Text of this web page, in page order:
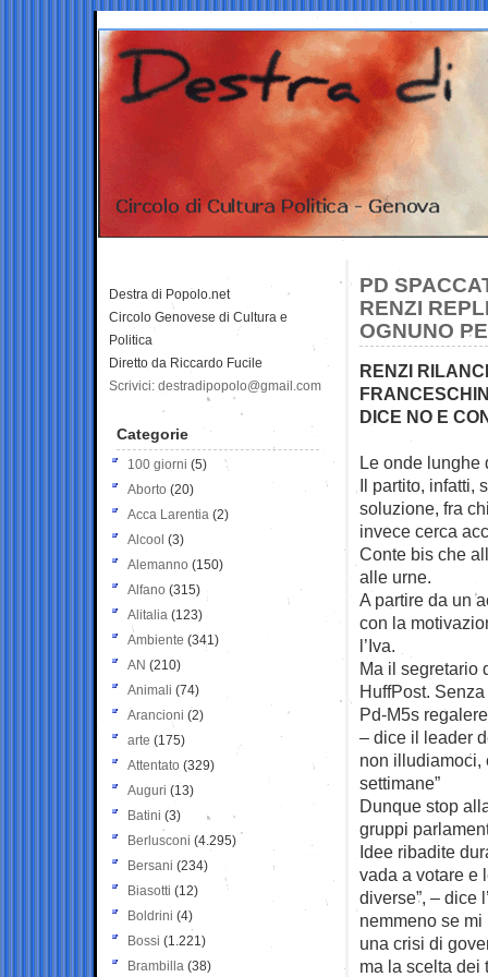
PD
RENZI
OGNUNO
RENZI
DICE NO E
Le onde lunghe
Il partito, infatti,
soluzione, fra
invece cerca
Conte bis che
alle urne.
A partire da un
con la
l’Iva.
Ma il segretario
HuffPost.
Pd-M5s
– dice il leader
non illudiamoci,
settimane”
Dunque stop
gruppi
Idee ribadite
vada a votare e
diverse”, – dice
nemmeno se
una crisi di
ma la scelta dei
Destra di Popolo.net
Circolo Genovese di Cultura e
Politica
Diretto da Riccardo Fucile
Scrivici: destradipopolo@gmail.com
Categorie
100 giorni (5)
Aborto (20)
Acca Larentia (2)
Alcool (3)
Alemanno (150)
Alfano (315)
Alitalia (123)
Ambiente (341)
AN (210)
Animali (74)
Arancioni (2)
arte (175)
Attentato (329)
Auguri (13)
Batini (3)
Berlusconi (4.295)
Bersani (234)
Biasotti (12)
Boldrini (4)
Bossi (1.221)
Brambilla (38)